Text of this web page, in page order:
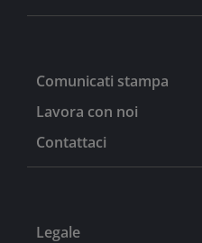
Comunicati stampa
Lavora con noi
Contattaci
Legale